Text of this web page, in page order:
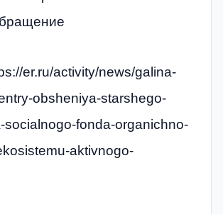
er.ru/activity/news/galina-
obsheniya-starshego-
socialnogo-fonda-organichno-
aktivnogo-